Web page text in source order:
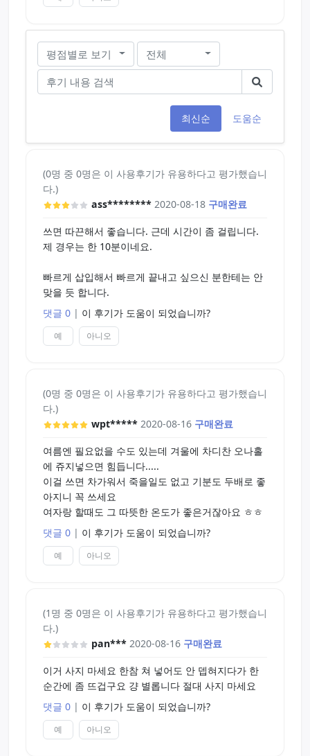
평점별로 보기 전체
최신순 도움순
(0명 중 0명은 이 사용후기가 유용하다고 평가했습니
다.)
ass******** 2020-08-18 구매완료
쓰면 따끈해서 좋습니다. 근데 시간이 좀 걸립니다.
제 경우는 한 10분이네요.
빠르게 삽입해서 빠르게 끝내고 싶으신 분한테는 안
맞을 듯 합니다.
댓글 0 | 이 후기가 도움이 되었습니까?
예 아니오
(0명 중 0명은 이 사용후기가 유용하다고 평가했습니
다.)
wpt***** 2020-08-16 구매완료
여름엔 필요없을 수도 있는데 겨울에 차디찬 오나홀
에 쥬지넣으면 힘듭니다.....
이걸 쓰면 차가워서 죽을일도 없고 기분도 두배로 좋
아지니 꼭 쓰세요
여자랑 할때도 그 따뜻한 온도가 좋은거잖아요 ㅎㅎ
댓글 0 | 이 후기가 도움이 되었습니까?
예 아니오
(1명 중 0명은 이 사용후기가 유용하다고 평가했습니
다.)
pan*** 2020-08-16 구매완료
이거 사지 마세요 한참 쳐 넣어도 안 뎁혀지다가 한
순간에 좀 뜨겁구요 걍 별롭니다 절대 사지 마세요
댓글 0 | 이 후기가 도움이 되었습니까?
예 아니오